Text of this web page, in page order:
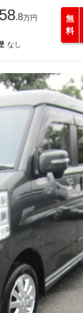
.8万円
なし
無
料